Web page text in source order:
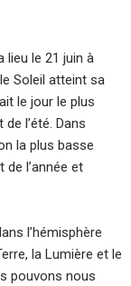
lieu le 21 juin à
Soleil atteint sa
le jour le plus
l’été. Dans
la plus basse
l’année et
l’hémisphère
la Lumière et le
pouvons nous